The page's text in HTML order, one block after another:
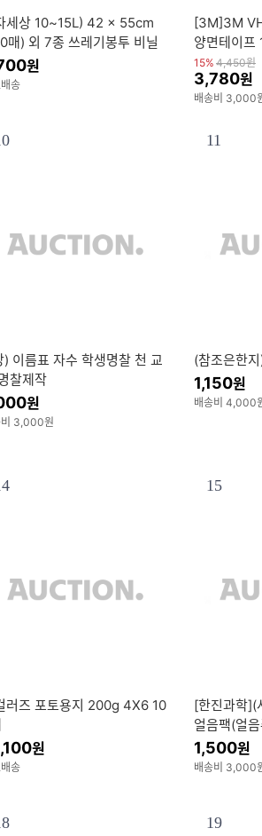
세상 10~15L) 42 x 55cm
매) 외 7종 쓰레기봉투 비닐
손잡이봉투 다용도봉투 다용
닐봉투
원
송
[3M]3M
양면테이
G 5611
15% 4,450원
3,780원
배송비 3,000
) 이름표 자수 학생명찰 천 교
찰제작
원
비 3,000원
11
(참조은한
1,150원
배송비 4,000
러즈 포토용지 200g 4X6 10
원
송
15
[한진과학](
얼음팩(얼
1,500원
배송비 3,000
19